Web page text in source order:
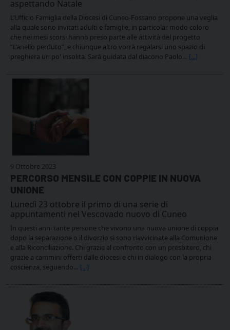
aspettando Natale
L’Ufficio Famiglia della Diocesi di Cuneo-Fossano propone una veglia
alla quale sono invitati adulti e famiglie, in particolar modo coloro
che nei mesi scorsi hanno preso parte alle attività del progetto
“L’anello perduto”, e chiunque altro vorrà regalarsi uno spazio di
preghiera un po' insolita. Sarà guidata dal diacono Paolo… [...]
9 Ottobre 2023
PERCORSO MENSILE CON COPPIE IN NUOVA
UNIONE
Lunedì 23 ottobre il primo di una serie di
appuntamenti nel Vescovado nuovo di Cuneo
In questi anni tante persone che vivono una nuova unione di coppia
dopo la separazione o il divorzio si sono riavvicinate alla Comunione
e alla Riconciliazione. Chi grazie al confronto con un presbitero, chi
grazie a cammini offerti dalle diocesi e chi in dialogo con la propria
coscienza, seguendo… [...]